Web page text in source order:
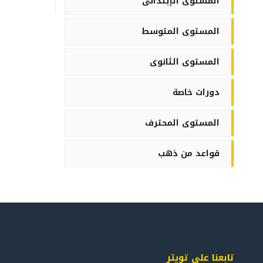
المستوى المتوسط
المستوى الثانوى
دورات خاصة
المستوى المحترف
قواعد من ذهب
تابعنا على تويتر